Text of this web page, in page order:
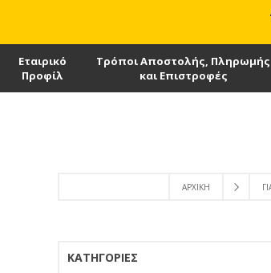
Εταιρικό
Προφίλ
Τρόποι Αποστολής, Πληρωμής
και Επιστροφές
ΑΡΧΙΚΉ
ΚΑΤΗΓΟΡΊΕΣ